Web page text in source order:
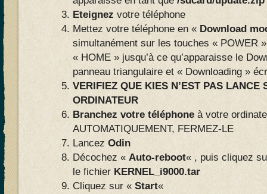
Eteignez votre téléphone
Mettez votre téléphone en « Download
simultanément sur les touches « POWER
« HOME » jusqu’à ce qu’apparaisse le
panneau triangulaire et « Downloading »
VERIFIEZ QUE KIES N’EST PAS LANCE
ORDINATEUR
Branchez votre téléphone à votre
AUTOMATIQUEMENT, FERMEZ-LE
Lancez Odin
Décochez « Auto-reboot« , puis cliquez
le fichier KERNEL_i9000.tar
Cliquez sur « Start«